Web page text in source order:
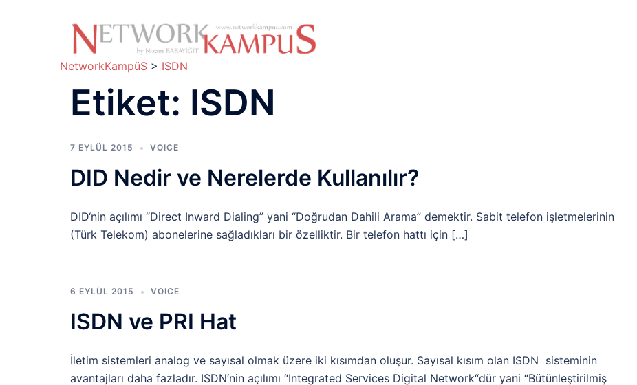
NetworkKampüS > ISDN
Etiket: ISDN
7 EYLÜL 2015 VOICE
DID Nedir ve Nerelerde Kullanılır?
DID‘nin açılımı “Direct Inward Dialing” yani “Doğrudan Dahili Arama” demektir. Sabit telefon işletmelerinin
(Türk Telekom) abonelerine sağladıkları bir özelliktir. Bir telefon hattı için […]
6 EYLÜL 2015 VOICE
ISDN ve PRI Hat
İletim sistemleri analog ve sayısal olmak üzere iki kısımdan oluşur. Sayısal kısım olan ISDN sisteminin
avantajları daha fazladır. ISDN‘nin açılımı “Integrated Services Digital Network“dür yani “Bütünleştirilmiş